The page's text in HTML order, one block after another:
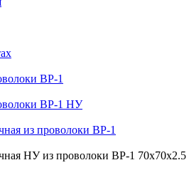
ВР-1
ВР-1 НУ
из проволоки ВР-1
НУ из проволоки ВР-1 70х70х2.5